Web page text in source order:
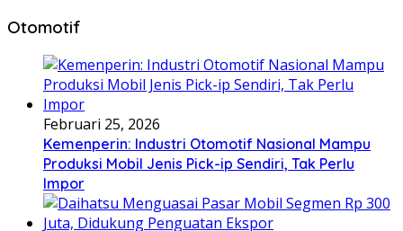
Otomotif
Februari 25, 2026
Kemenperin: Industri Otomotif Nasional Mampu
Produksi Mobil Jenis Pick-ip Sendiri, Tak Perlu
Impor